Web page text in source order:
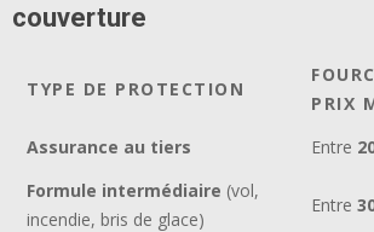
couverture
TYPE DE PROTECTION
PRIX
Assurance au tiers
Entre
Formule intermédiaire (vol,
incendie, bris de glace)
Entre